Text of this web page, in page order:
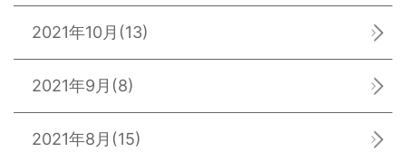
2021年10月 (13)
2021年9月 (8)
2021年8月 (15)